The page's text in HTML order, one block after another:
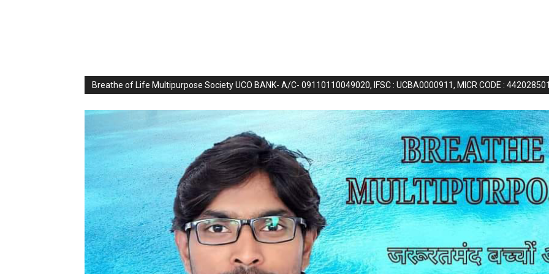
Breathe of Life Multipurpose Society UCO BANK- A/C- 09110110049020, IFSC : UCBA0000911, MICR CODE :